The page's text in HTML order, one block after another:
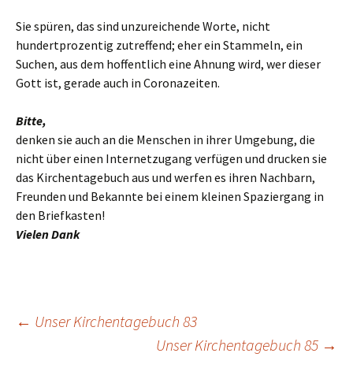
Sie spüren, das sind unzureichende Worte, nicht
hundertprozentig zutreffend; eher ein Stammeln, ein
Suchen, aus dem hoffentlich eine Ahnung wird, wer dieser
Gott ist, gerade auch in Coronazeiten.
Bitte,
denken sie auch an die Menschen in ihrer Umgebung, die
nicht über einen Internetzugang verfügen und drucken sie
das Kirchentagebuch aus und werfen es ihren Nachbarn,
Freunden und Bekannte bei einem kleinen Spaziergang in
den Briefkasten!
Vielen Dank
Beitragsnavigation
← Unser Kirchentagebuch 83
Unser Kirchentagebuch 85 →